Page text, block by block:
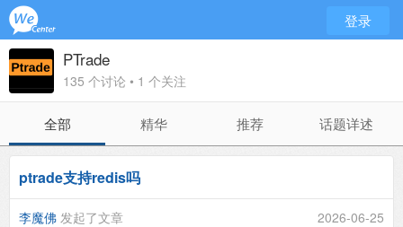
登录
PTrade
135 个讨论 • 1 个关注
全部 精华 推荐 话题详述
ptrade支持redis吗
李魔佛 发起了文章 2026-06-25